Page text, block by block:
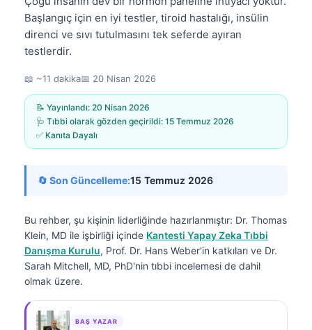
Başlangıç için en iyi testler, tiroid hastalığı, insülin
direnci ve sıvı tutulmasını tek seferde ayıran
testlerdir.
📖 ~11 dakika📅 20 Nisan 2026
📝 Yayınlandı: 20 Nisan 2026
🩺 Tıbbi olarak gözden geçirildi: 15 Temmuz 2026
✅ Kanıta Dayalı
🔄 Son Güncelleme:15 Temmuz 2026
Bu rehber, şu kişinin liderliğinde hazırlanmıştır: Dr. Thomas
Klein, MD ile işbirliği içinde Kantesti Yapay Zeka Tıbbi
Danışma Kurulu, Prof. Dr. Hans Weber'in katkıları ve Dr.
Sarah Mitchell, MD, PhD'nin tıbbi incelemesi de dahil
olmak üzere.
BAŞ YAZAR